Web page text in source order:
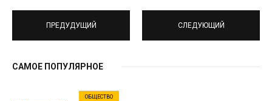
ПРЕДУДУЩИЙ СЛЕДУЮЩИЙ
САМОЕ ПОПУЛЯРНОЕ
ОБЩЕСТВО